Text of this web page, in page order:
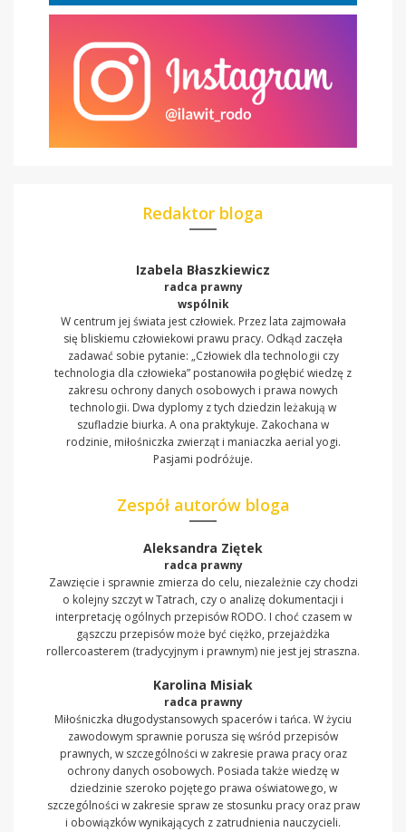
Redaktor bloga
Izabela Błaszkiewicz
radca prawny
wspólnik
W centrum jej świata jest człowiek. Przez lata zajmowała
się bliskiemu człowiekowi prawu pracy. Odkąd zaczęła
zadawać sobie pytanie: „Człowiek dla technologii czy
technologia dla człowieka” postanowiła pogłębić wiedzę z
zakresu ochrony danych osobowych i prawa nowych
technologii. Dwa dyplomy z tych dziedzin leżakują w
szufladzie biurka. A ona praktykuje. Zakochana w
rodzinie, miłośniczka zwierząt i maniaczka aerial yogi.
Pasjami podróżuje.
Zespół autorów bloga
Aleksandra Ziętek
radca prawny
Zawzięcie i sprawnie zmierza do celu, niezależnie czy chodzi
o kolejny szczyt w Tatrach, czy o analizę dokumentacji i
interpretację ogólnych przepisów RODO. I choć czasem w
gąszczu przepisów może być ciężko, przejażdżka
rollercoasterem (tradycyjnym i prawnym) nie jest jej straszna.
Karolina Misiak
radca prawny
Miłośniczka długodystansowych spacerów i tańca. W życiu
zawodowym sprawnie porusza się wśród przepisów
prawnych, w szczególności w zakresie prawa pracy oraz
ochrony danych osobowych. Posiada także wiedzę w
dziedzinie szeroko pojętego prawa oświatowego, w
szczególności w zakresie spraw ze stosunku pracy oraz praw
i obowiązków wynikających z zatrudnienia nauczycieli.